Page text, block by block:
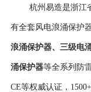
杭州易造是浙江
有全套风电浪涌保护
浪涌保护器、 三级电
涌保护器等全系列防
CE等权威认证，